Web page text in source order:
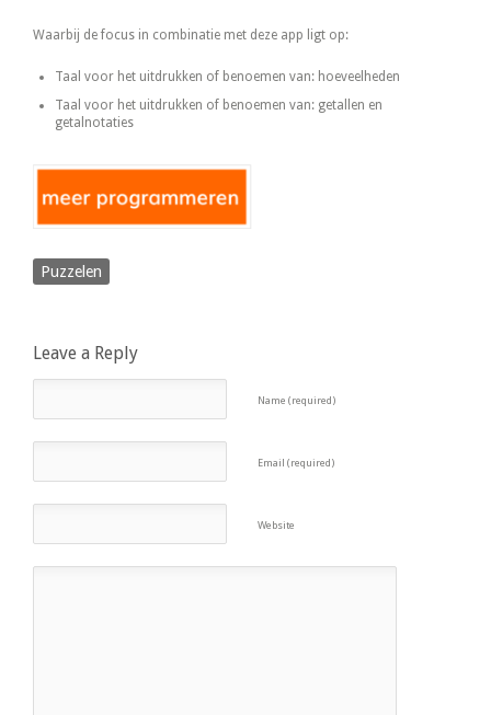
Waarbij de focus in combinatie met deze app ligt op:
Taal voor het uitdrukken of benoemen van: hoeveelheden
Taal voor het uitdrukken of benoemen van: getallen en
getalnotaties
Puzzelen
Leave a Reply
Name (required)
Email (required)
Website